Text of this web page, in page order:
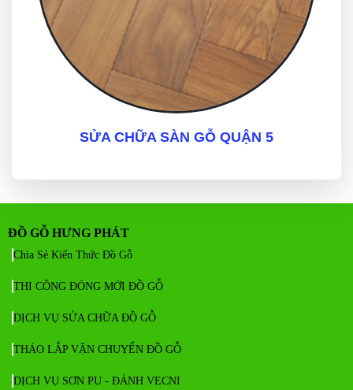
SỬA CHỮA SÀN GỖ QUẬN 5
ĐỒ GỖ HƯNG PHÁT
Chia Sẻ Kiến Thức Đồ Gỗ
THI CÔNG ĐÓNG MỚI ĐỒ GỖ
DỊCH VỤ SỬA CHỮA ĐỒ GỖ
THÁO LẮP VẬN CHUYỂN ĐỒ GỖ
DỊCH VỤ SƠN PU - ĐÁNH VECNI